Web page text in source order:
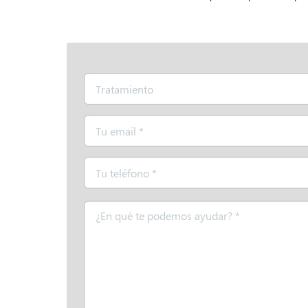
Tratamiento
Email
Teléfono
Mensaje